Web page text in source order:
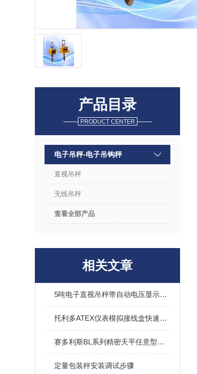
产品目录
PRODUCT CENTER
电子吊秤-电子吊钩秤
直视吊秤
无线吊秤
查看全部产品
相关文章
5吨电子直视吊秤带自动电压显示等特点
托利多ATEX仪表模拟接线盒快速简单的连接方法
赛多利斯BL系列精密天平任意型号供应
定量包装秤安装调试步骤